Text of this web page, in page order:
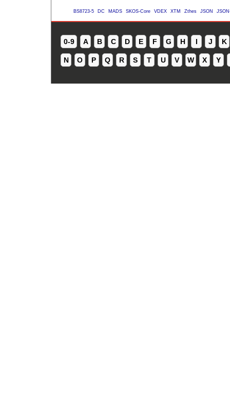
BS8723-5 DC MADS SKOS-Core VDEX XTM Zthes JSON
0-9 A B C D E F G H I J K
N O P Q R S T U V W X Y